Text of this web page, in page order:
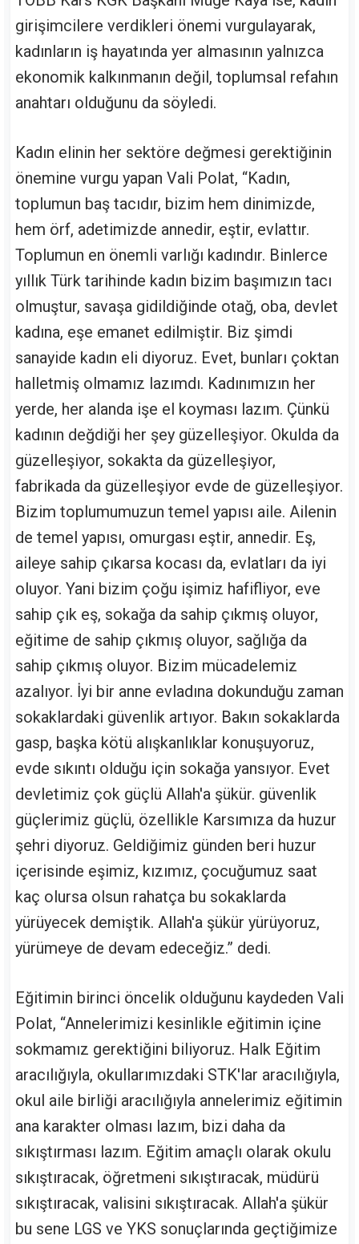
girişimcilere verdikleri önemi vurgulayarak,
kadınların iş hayatında yer almasının yalnızca
ekonomik kalkınmanın değil, toplumsal refahın
anahtarı olduğunu da söyledi.
Kadın elinin her sektöre değmesi gerektiğinin
önemine vurgu yapan Vali Polat, “Kadın,
toplumun baş tacıdır, bizim hem dinimizde,
hem örf, adetimizde annedir, eştir, evlattır.
Toplumun en önemli varlığı kadındır. Binlerce
yıllık Türk tarihinde kadın bizim başımızın tacı
olmuştur, savaşa gidildiğinde otağ, oba, devlet
kadına, eşe emanet edilmiştir. Biz şimdi
sanayide kadın eli diyoruz. Evet, bunları çoktan
halletmiş olmamız lazımdı. Kadınımızın her
yerde, her alanda işe el koyması lazım. Çünkü
kadının değdiği her şey güzelleşiyor. Okulda da
güzelleşiyor, sokakta da güzelleşiyor,
fabrikada da güzelleşiyor evde de güzelleşiyor.
Bizim toplumumuzun temel yapısı aile. Ailenin
de temel yapısı, omurgası eştir, annedir. Eş,
aileye sahip çıkarsa kocası da, evlatları da iyi
oluyor. Yani bizim çoğu işimiz hafifliyor, eve
sahip çık eş, sokağa da sahip çıkmış oluyor,
eğitime de sahip çıkmış oluyor, sağlığa da
sahip çıkmış oluyor. Bizim mücadelemiz
azalıyor. İyi bir anne evladına dokunduğu zaman
sokaklardaki güvenlik artıyor. Bakın sokaklarda
gasp, başka kötü alışkanlıklar konuşuyoruz,
evde sıkıntı olduğu için sokağa yansıyor. Evet
devletimiz çok güçlü Allah'a şükür. güvenlik
güçlerimiz güçlü, özellikle Karsımıza da huzur
şehri diyoruz. Geldiğimiz günden beri huzur
içerisinde eşimiz, kızımız, çocuğumuz saat
kaç olursa olsun rahatça bu sokaklarda
yürüyecek demiştik. Allah'a şükür yürüyoruz,
yürümeye de devam edeceğiz.” dedi.
Eğitimin birinci öncelik olduğunu kaydeden Vali
Polat, “Annelerimizi kesinlikle eğitimin içine
sokmamız gerektiğini biliyoruz. Halk Eğitim
aracılığıyla, okullarımızdaki STK'lar aracılığıyla,
okul aile birliği aracılığıyla annelerimiz eğitimin
ana karakter olması lazım, bizi daha da
sıkıştırması lazım. Eğitim amaçlı olarak okulu
sıkıştıracak, öğretmeni sıkıştıracak, müdürü
sıkıştıracak, valisini sıkıştıracak. Allah'a şükür
bu sene LGS ve YKS sonuçlarında geçtiğimize